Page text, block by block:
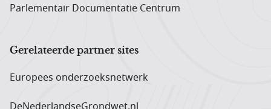
Parlementair Documentatie Centrum
Gerelateerde partner sites
Europees onderzoeks­netwerk